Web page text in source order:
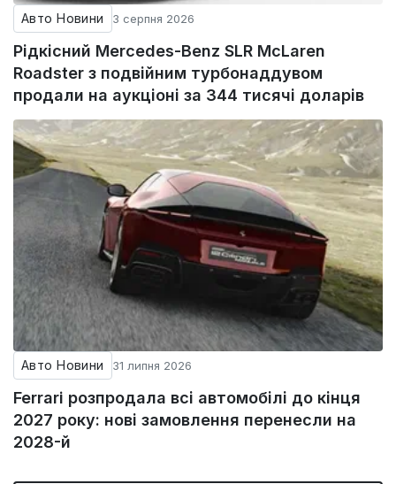
Авто Новини 3 серпня 2026
Рідкісний Mercedes-Benz SLR McLaren
Roadster з подвійним турбонаддувом
продали на аукціоні за 344 тисячі доларів
Авто Новини 31 липня 2026
Ferrari розпродала всі автомобілі до кінця
2027 року: нові замовлення перенесли на
2028-й